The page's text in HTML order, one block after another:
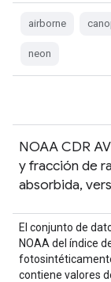
airborne
neon
NOAA CDR
y fracción de
absorbida,
El conjunto de
NOAA del índice
contiene valores